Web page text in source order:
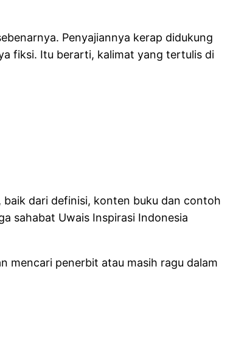
Penyajiannya kerap didukung
fiksi. Itu berarti, kalimat yang tertulis di
dari definisi, konten buku dan contoh
sahabat Uwais Inspirasi Indonesia
mencari penerbit atau masih ragu dalam